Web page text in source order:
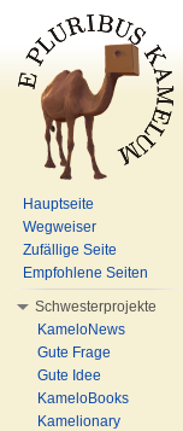
Hauptseite
Wegweiser
Zufällige Seite
Empfohlene Seiten
Schwesterprojekte
KameloNews
Gute Frage
Gute Idee
KameloBooks
Kamelionary